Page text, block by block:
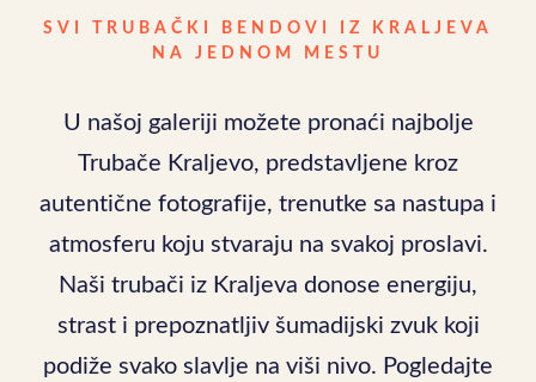
SVI TRUBAČKI BENDOVI IZ KRALJEVA
NA JEDNOM MESTU
U našoj galeriji možete pronaći najbolje
Trubače Kraljevo, predstavljene kroz
autentične fotografije, trenutke sa nastupa i
atmosferu koju stvaraju na svakoj proslavi.
Naši trubači iz Kraljeva donose energiju,
strast i prepoznatljiv šumadijski zvuk koji
podiže svako slavlje na viši nivo. Pogledajte